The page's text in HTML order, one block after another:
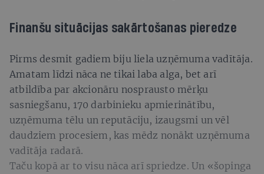
Finanšu situācijas sakārtošanas pieredze
Pirms desmit gadiem biju liela uzņēmuma vadītāja.
Amatam līdzi nāca ne tikai laba alga, bet arī
atbildība par akcionāru nosprausto mērķu
sasniegšanu, 170 darbinieku apmierinātību,
uzņēmuma tēlu un reputāciju, izaugsmi un vēl
daudziem procesiem, kas mēdz nonākt uzņēmuma
vadītāja radarā.
Taču kopā ar to visu nāca arī spriedze. Un «šopinga